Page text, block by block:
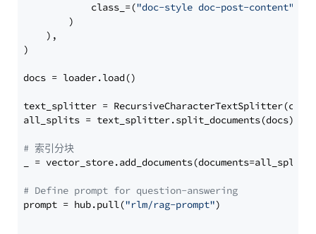
            class_=(
"doc-style doc-post-content"
        )
    ),
)
docs = loader.load()
text_splitter =
all_splits = text_splitter.split_documents(docs)
# 索引分块
_ = vector_store.add_documents(documents=all_splits)
# Define prompt for question-answering
prompt = hub.pull("rlm/rag-prompt")